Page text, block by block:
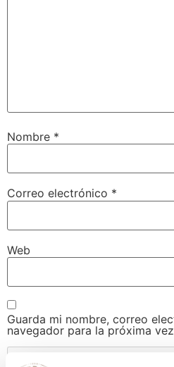
Nombre *
Correo electrónico *
Web
Guarda mi nombre, correo
navegador para la próxima